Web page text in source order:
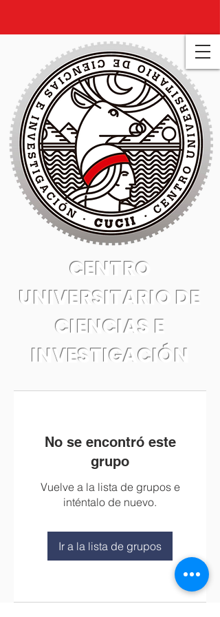
CENTRO
UNIVERSITARIO DE
CIENCIAS E
INVESTIGACIÓN
No se encontró este
grupo
Vuelve a la lista de grupos e
inténtalo de nuevo.
Ir a la lista de grupos